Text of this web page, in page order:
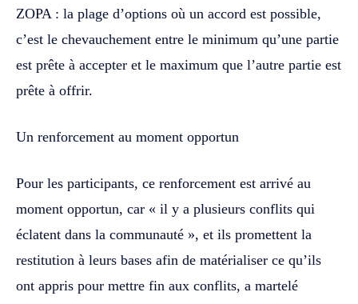
ZOPA : la plage d’options où un accord est possible,
c’est le chevauchement entre le minimum qu’une partie
est prête à accepter et le maximum que l’autre partie est
prête à offrir.
Un renforcement au moment opportun
Pour les participants, ce renforcement est arrivé au
moment opportun, car « il y a plusieurs conflits qui
éclatent dans la communauté », et ils promettent la
restitution à leurs bases afin de matérialiser ce qu’ils
ont appris pour mettre fin aux conflits, a martelé